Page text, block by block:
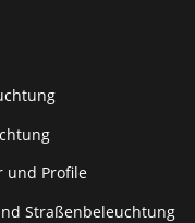
und Profile
Straßenbeleuchtung